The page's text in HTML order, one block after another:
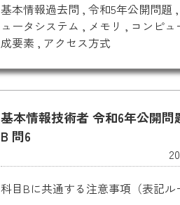
基本情報過去問 , 令和5年公開問題 ,
ュータシステム , メモリ , コンピュ
成要素 , アクセス方式
基本情報技術者 令和6年公開問
B 問6
科目Bに共通する注意事項（表記ル